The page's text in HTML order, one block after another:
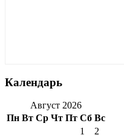
Календарь
Август 2026
Пн Вт Ср Чт Пт Сб Вс
1
2